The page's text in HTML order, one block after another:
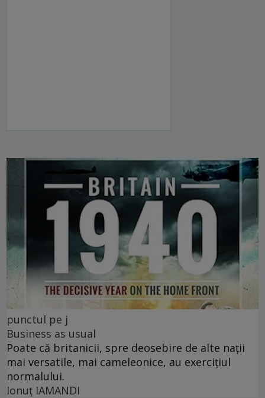
punctul pe j
Business as usual
Poate că britanicii, spre deosebire de alte nații
mai versatile, mai cameleonice, au exercițiul
normalului.
Ionuţ IAMANDI